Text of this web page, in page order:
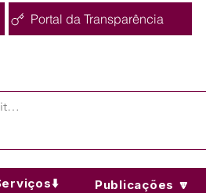
Portal da Transparência
Publicações 🔽